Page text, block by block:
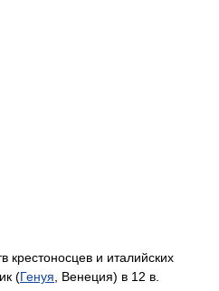
и италийских
(Генуя , Венеция) в 12 в.